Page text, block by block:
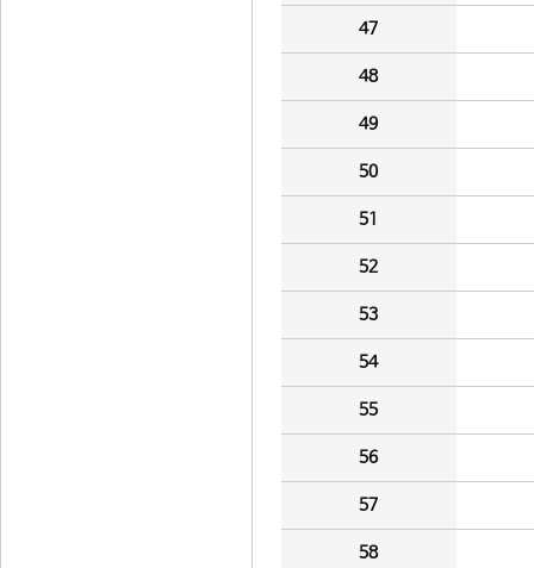
47
48
49
50
51
52
53
54
55
56
57
58